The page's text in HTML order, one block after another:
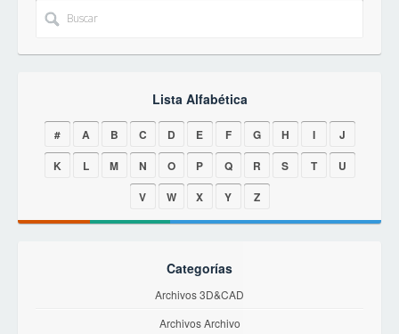
Lista Alfabética
# A B C D E F G H I
J
K
L M N O P Q R S T
U
V
W X Y Z
Categorías
Archivos 3D&CAD
Archivos Archivo